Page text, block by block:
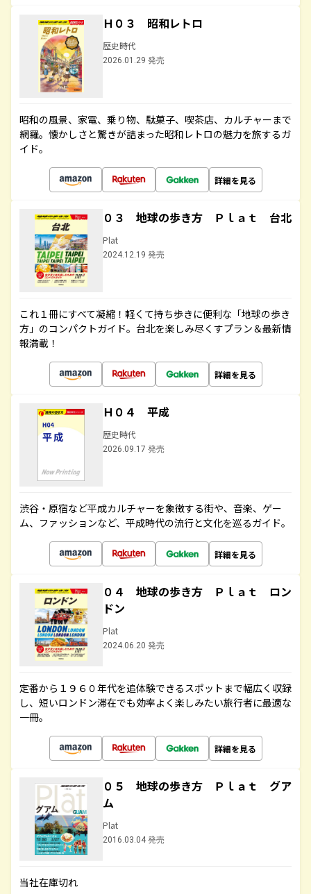
Ｈ０３ 昭和レトロ
歴史時代
2026.01.29 発売
昭和の風景、家電、乗り物、駄菓子、喫茶店、カルチャーまで
網羅。懐かしさと驚きが詰まった昭和レトロの魅力を旅するガ
イド。
詳細を見る
０３ 地球の歩き方 Ｐｌａｔ 台北
Plat
2024.12.19 発売
これ１冊にすべて凝縮！軽くて持ち歩きに便利な「地球の歩き
方」のコンパクトガイド。台北を楽しみ尽くすプラン＆最新情
報満載！
詳細を見る
Ｈ０４ 平成
歴史時代
2026.09.17 発売
渋谷・原宿など平成カルチャーを象徴する街や、音楽、ゲー
ム、ファッションなど、平成時代の流行と文化を巡るガイド。
詳細を見る
０４ 地球の歩き方 Ｐｌａｔ ロン
ドン
Plat
2024.06.20 発売
定番から１９６０年代を追体験できるスポットまで幅広く収録
し、短いロンドン滞在でも効率よく楽しみたい旅行者に最適な
一冊。
詳細を見る
０５ 地球の歩き方 Ｐｌａｔ グア
ム
Plat
2016.03.04 発売
当社在庫切れ